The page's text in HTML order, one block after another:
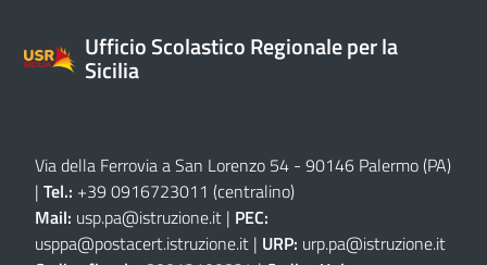
Ufficio Scolastico Regionale per la
Sicilia
Via della Ferrovia a San Lorenzo 54 - 90146 Palermo (PA)
| Tel.: +39 0916723011 (centralino)
Mail: usp.pa@istruzione.it | PEC:
usppa@postacert.istruzione.it | URP: urp.pa@istruzione.it